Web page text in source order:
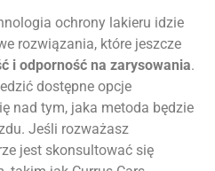
ochrony lakieru idzie
rozwiązania, które jeszcze
i odporność na zarysowania.
dostępne opcje
nad tym, jaka metoda będzie
Jeśli rozważasz
jest skonsultować się